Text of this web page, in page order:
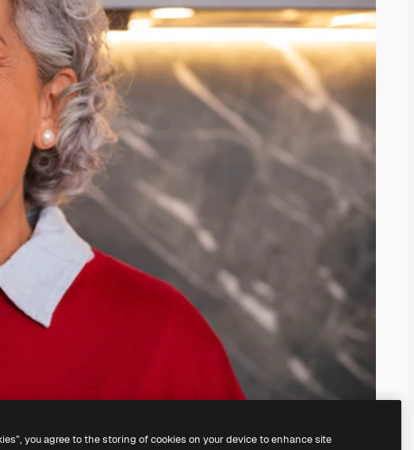
you agree to the storing of cookies on your device to enhance site